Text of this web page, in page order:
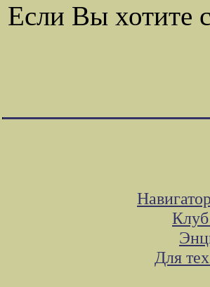
Если Вы хотите
Для